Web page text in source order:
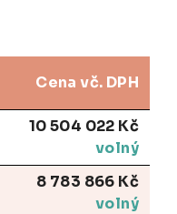
Cena vč. DPH
10 504 022 Kč
volný
8 783 866 Kč
volný